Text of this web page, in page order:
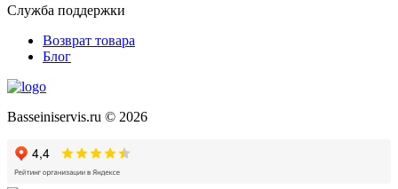
Служба поддержки
Возврат товара
Блог
Basseiniservis.ru © 2026